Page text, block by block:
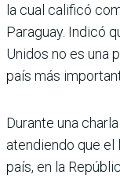
la cual calificó
Paraguay. Indicó
Unidos no es una
país más
Durante una
atendiendo que
país, en la